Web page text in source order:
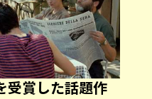
受賞した話題作